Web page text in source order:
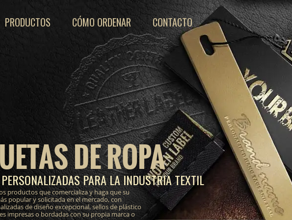
DE ROPA
PARA LA INDUSTRIA TEXTIL
productos que comercializa y haga que su
popular y solicitada en el mercado, con
de diseño excepcional, sellos de plástico
impresas o bordadas con su propia marca o
PRODUCTOS CÓMO ORDENAR CONTACTO